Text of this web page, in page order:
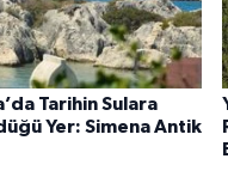
Tarihin Sulara
Yer: Simena Antik